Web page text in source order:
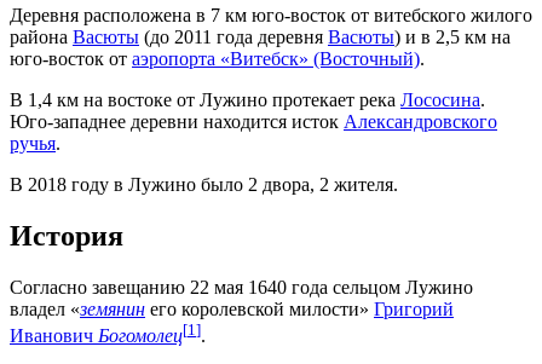
Деревня расположена в 7 км юго-восток от витебского жилого
района Васюты (до 2011 года деревня Васюты) и в 2,5 км на
юго-восток от аэропорта «Витебск» (Восточный).
В 1,4 км на востоке от Лужино протекает река Лососина.
Юго-западнее деревни находится исток Александровского
ручья.
В 2018 году в Лужино было 2 двора, 2 жителя.
История
Согласно завещанию 22 мая 1640 года сельцом Лужино
владел «земянин его королевской милости» Григорий
Иванович Богомолец[1 ].